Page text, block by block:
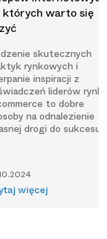
których warto się
skutecznych
rynkowych i
inspiracji z
liderów
to dobre
na odnalezienie
drogi do sukcesu.
więcej